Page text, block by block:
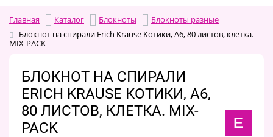
Главная Каталог Блокноты
Блокноты разные
Блокнот на спирали Erich Krause Котики, А6, 80 листов, клетка.
MIX-PACK
БЛОКНОТ НА СПИРАЛИ
ERICH KRAUSE КОТИКИ, А6,
80 ЛИСТОВ, КЛЕТКА. MIX-
PACK
E